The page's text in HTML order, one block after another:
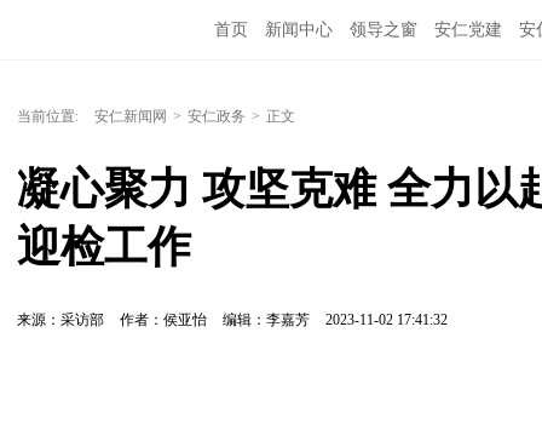
首页 新闻中心 领导之窗 安仁党建 安
当前位置: 安仁新闻网 > 安仁政务 > 正文
凝心聚力 攻坚克难 全力以
迎检工作
来源：采访部 作者：侯亚怡 编辑：李嘉芳 2023-11-02 17:41:32